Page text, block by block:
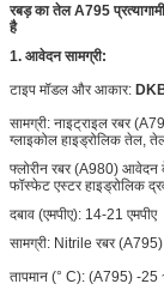
रबड़ का तेल A795
है
1. आवेदन सामग्री:
टाइप मॉडल और आकार:
सामग्री: नाइट्राइल रबर
ग्लाइकोल हाइड्रोलिक तेल,
फ्लोरीन रबर (A980) आवेदन
फॉस्फेट एस्टर हाइड्रोलिक
दबाव (एमपीए): 14-21 एमपीए
सामग्री: Nitrile रबर (A795)
तापमान (° C): (A795) -25